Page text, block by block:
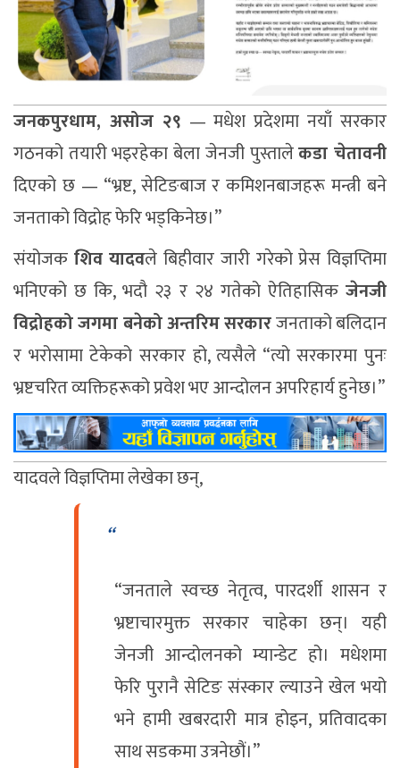
जनकपुरधाम, असोज २९ — मधेश प्रदेशमा नयाँ सरकार
गठनको तयारी भइरहेका बेला जेनजी पुस्तालेकडा चेतावनी
दिएको छ — “भ्रष्ट, सेटिङबाज र कमिशनबाजहरू मन्त्री बने
जनताको विद्रोह फेरि भड्किनेछ।”
संयोजक शिव यादवले बिहीवार जारी गरेको प्रेस विज्ञप्तिमा
भनिएको छ कि, भदौ २३ र २४ गतेको ऐतिहासिक जेनजी
विद्रोहको जगमा बनेको अन्तरिम सरकारजनताको बलिदान
र भरोसामा टेकेको सरकार हो, त्यसैले “त्यो सरकारमा पुनः
भ्रष्टचरित व्यक्तिहरूको प्रवेश भए आन्दोलन अपरिहार्य हुनेछ।”
यादवले विज्ञप्तिमा लेखेका छन्,
“जनताले स्वच्छ नेतृत्व, पारदर्शी शासन र
भ्रष्टाचारमुक्त सरकार चाहेका छन्। यही
जेनजी आन्दोलनको म्यान्डेट हो। मधेशमा
फेरि पुरानै सेटिङ संस्कार ल्याउने खेल भयो
भने हामी खबरदारी मात्र होइन, प्रतिवादका
साथ सडकमा उत्रनेछौं।”